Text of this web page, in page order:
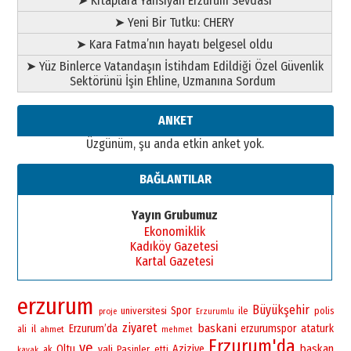
➤ Yeni Bir Tutku: CHERY
➤ Kara Fatma’nın hayatı belgesel oldu
➤ Yüz Binlerce Vatandaşın İstihdam Edildiği Özel Güvenlik
Sektörünü İşin Ehline, Uzmanına Sordum
ANKET
Üzgünüm, şu anda etkin anket yok.
BAĞLANTILAR
Yayın Grubumuz
Ekonomiklik
Kadıköy Gazetesi
Kartal Gazetesi
erzurum proje universitesi Spor Erzurumlu ile Büyükşehir polis
ali il ahmet Erzurum’da ziyaret mehmet baskani erzurumspor ataturk
Erzurum'da